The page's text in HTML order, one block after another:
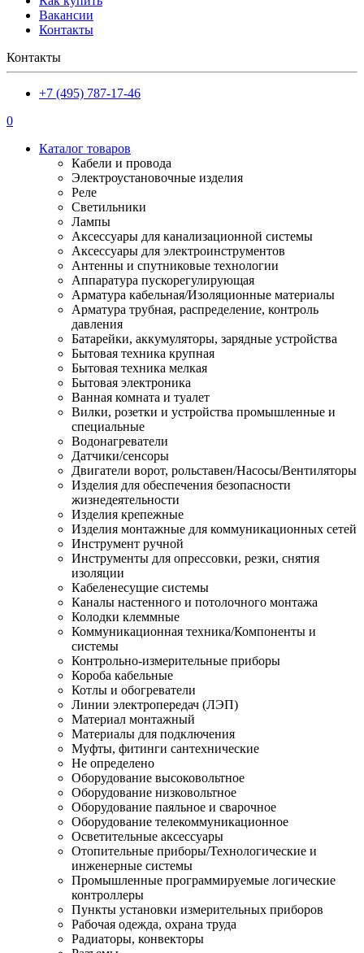
Вакансии
Контакты
Контакты
+7 (495) 787-17-46
0
Каталог товаров
Кабели и провода
Электроустановочные изделия
Реле
Светильники
Лампы
Аксессуары для канализационной системы
Аксессуары для электроинструментов
Антенны и спутниковые технологии
Аппаратура пускорегулирующая
Арматура кабельная/Изоляционные материалы
Арматура трубная, распределение, контроль
давления
Батарейки, аккумуляторы, зарядные устройства
Бытовая техника крупная
Бытовая техника мелкая
Бытовая электроника
Ванная комната и туалет
Вилки, розетки и устройства промышленные и
специальные
Водонагреватели
Датчики/сенсоры
Двигатели ворот, рольставен/Насосы/Вентиляторы
Изделия для обеспечения безопасности
жизнедеятельности
Изделия крепежные
Изделия монтажные для коммуникационных сетей
Инструмент ручной
Инструменты для опрессовки, резки, снятия
изоляции
Кабеленесущие системы
Каналы настенного и потолочного монтажа
Колодки клеммные
Коммуникационная техника/Компоненты и
системы
Контрольно-измерительные приборы
Короба кабельные
Котлы и обогреватели
Линии электропередач (ЛЭП)
Материал монтажный
Материалы для подключения
Муфты, фитинги сантехнические
Не определено
Оборудование высоковольтное
Оборудование низковольтное
Оборудование паяльное и сварочное
Оборудование телекоммуникационное
Осветительные аксессуары
Отопительные приборы/Технологические и
инженерные системы
Промышленные программируемые логические
контроллеры
Пункты установки измерительных приборов
Рабочая одежда, охрана труда
Радиаторы, конвекторы